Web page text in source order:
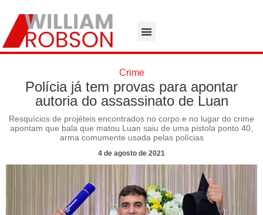
Crime
Polícia já tem provas para apontar
autoria do assassinato de Luan
Resquícios de projéteis encontrados no corpo e no lugar do crime
apontam que bala que matou Luan saiu de uma pistola ponto 40,
arma comumente usada pelas polícias
4 de agosto de 2021